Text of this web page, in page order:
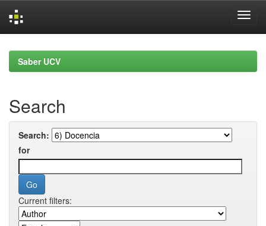
navigationSaber UCV
Search
Search:
for
Current filters: